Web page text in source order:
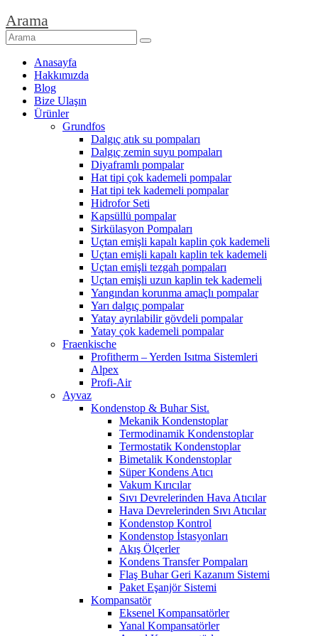
Arama
Anasayfa
Hakkımızda
Blog
Bize Ulaşın
Ürünler
Grundfos
Dalgıç atık su pompaları
Dalgıç zemin suyu pompaları
Diyaframlı pompalar
Hat tipi çok kademeli pompalar
Hat tipi tek kademeli pompalar
Hidrofor Seti
Kapsüllü pompalar
Sirkülasyon Pompaları
Uçtan emişli kapalı kaplin çok kademeli
Uçtan emişli kapalı kaplin tek kademeli
Uçtan emişli tezgah pompaları
Uçtan emişli uzun kaplin tek kademeli
Yangından korunma amaçlı pompalar
Yarı dalgıç pompalar
Yatay ayrılabilir gövdeli pompalar
Yatay çok kademeli pompalar
Fraenkische
Profitherm – Yerden Isıtma Sistemleri
Alpex
Profi-Air
Ayvaz
Kondenstop & Buhar Sist.
Mekanik Kondenstoplar
Termodinamik Kondenstoplar
Termostatik Kondenstoplar
Bimetalik Kondenstoplar
Süper Kondens Atıcı
Vakum Kırıcılar
Sıvı Devrelerinden Hava Atıcılar
Hava Devrelerinden Sıvı Atıcılar
Kondenstop Kontrol
Kondenstop İstasyonları
Akış Ölçerler
Kondens Transfer Pompaları
Flaş Buhar Geri Kazanım Sistemi
Paket Eşanjör Sistemi
Kompansatör
Eksenel Kompansatörler
Yanal Kompansatörler